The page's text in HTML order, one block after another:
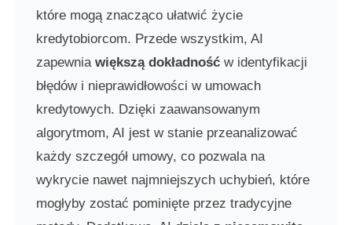
które mogą znacząco ułatwić życie
kredytobiorcom. Przede wszystkim, AI
zapewnia większą dokładnośćw identyfikacji
błędów i nieprawidłowości w umowach
kredytowych. Dzięki zaawansowanym
algorytmom, AI jest w stanie przeanalizować
każdy szczegół umowy, co pozwala na
wykrycie nawet najmniejszych uchybień, które
mogłyby zostać pominięte przez tradycyjne